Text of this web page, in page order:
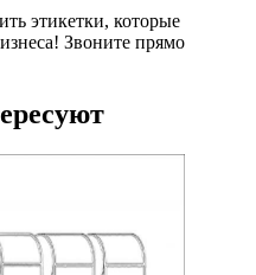
этикетки, которые
Звоните прямо